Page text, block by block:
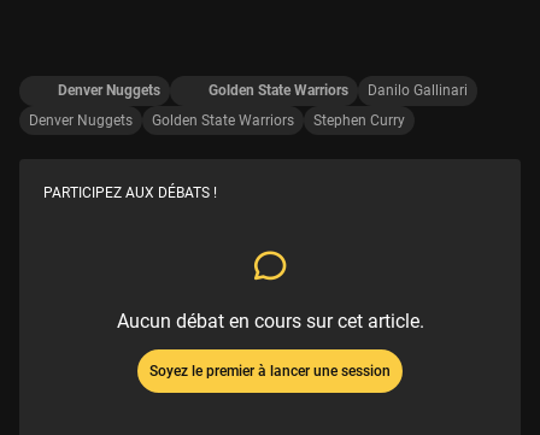
Denver Nuggets Golden State Warriors
Danilo Gallinari
Denver Nuggets
Golden State Warriors Stephen Curry
PARTICIPEZ AUX DÉBATS !
Aucun débat en cours sur cet article.
Soyez le premier à lancer une session